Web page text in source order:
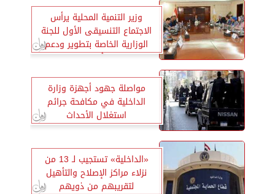
وزير التنمية المحلية يرأس
الاجتماع التنسيقى الأول للجنة
الوزارية الخاصة بتطوير ودعم
منصة «أيادي مصر»
مواصلة جهود أجهزة وزارة
الداخلية في مكافحة جرائم
استغلال الأحداث
«الداخلية» تستجيب لـ 13 من
نزلاء مراكز الإصلاح والتأهيل
لتقريبهم من ذويهم